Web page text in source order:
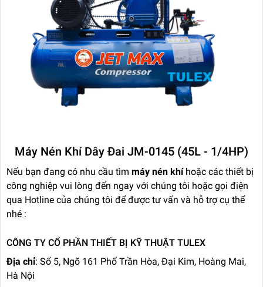
Máy Nén Khí Dây Đai JM-0145 (45L - 1/4HP)
Nếu bạn đang có nhu cầu tìm máy nén khíhoặc các thiết bị
công nghiệp vui lòng đến ngay với chúng tôi hoặc gọi điện
qua Hotline của chúng tôi để được tư vấn và hỗ trợ cụ thể
nhé :
CÔNG TY CỔ PHẦN THIẾT BỊ KỸ THUẬT TULEX
Địa chỉ: Số 5, Ngõ 161 Phố Trần Hòa, Đại Kim, Hoàng Mai,
Hà Nội